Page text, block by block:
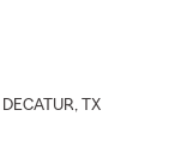
DECATUR, TX